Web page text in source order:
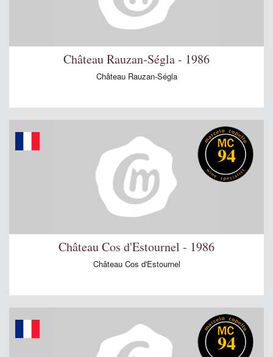
Château Rauzan-Ségla - 1986
Château Rauzan-Ségla
94
Château Cos d'Estournel - 1986
Château Cos d'Estournel
94